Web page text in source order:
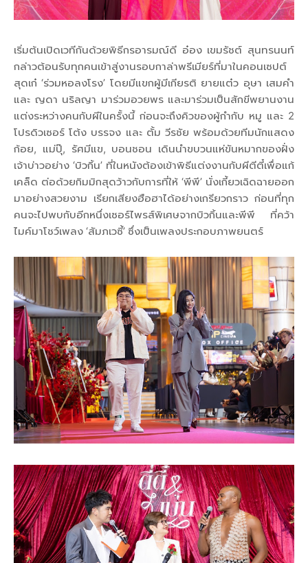
เริ่มต้นเปิดเวทีกันด้วยพิธีกรอารมณ์ดี อ๋อง เขมรัชต์ สุนทรนนท์
กล่าวต้อนรับทุกคนเข้าสู่งานรอบกาล่าพรีเมียร์ที่มาในคอนเซปต์
สุดเก๋ ‘ร่วมหอลงโรง’ โดยมีแขกผู้มีเกียรติ ยายแต๋ว อุษา เสมคำ
และ ญดา นริลญา มาร่วมอวยพร และมาร่วมเป็นสักขีพยานงาน
แต่งระหว่างคนกับผีในครั้งนี้ ก่อนจะถึงคิวของผู้กำกับ หมู และ 2
โปรดิวเซอร์ โต้ง บรรจง และ ตั้ม วีรชัย พร้อมด้วยทีมนักแสดง
ก้อย, แม่ปุ๊, รัศมีแข, บอนชอน เดินนำขบวนแห่ขันหมากของฝั่ง
เจ้าบ่าวอย่าง ‘บิวกิ้น’ ที่ในหนังต้องเข้าพิธีแต่งงานกับผีตีตี๋เพื่อแก้
เคล็ด ต่อด้วยกิมมิกสุดว้าวกับการที่ให้ ‘พีพี’ นั่งเกี้ยวเฉิดฉายออก
มาอย่างสวยงาม เรียกเสียงฮือฮาได้อย่างเกรียวกราว ก่อนที่ทุก
คนจะไปพบกับอีกหนึ่งเซอร์ไพรส์พิเศษจากบิวกิ้นและพีพี ที่คว้า
ไมค์มาโชว์เพลง ‘สัมภเวซี้’ ซึ่งเป็นเพลงประกอบภาพยนตร์